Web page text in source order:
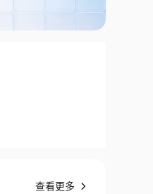
查看更多